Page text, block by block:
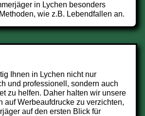
in Lychen besonders
wie z.B. Lebendfallen an.
Ihnen in Lychen nicht nur
und professionell, sondern auch
zu helfen. Daher halten wir unsere
auf Werbeaufdrucke zu verzichten,
auf den ersten Blick für